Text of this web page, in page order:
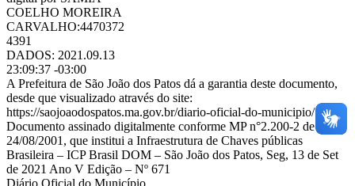
COELHO MOREIRA
CARVALHO:4470372
4391
DADOS: 2021.09.13
23:09:37 -03:00
A Prefeitura de São João dos Patos dá a garantia deste documento,
desde que visualizado através do site:
https://saojoaodospatos.ma.gov.br/diario-oficial-do-municipio/
Documento assinado digitalmente conforme MP n°2.200-2 de
24/08/2001, que institui a Infraestrutura de Chaves públicas
Brasileira – ICP Brasil DOM – São João dos Patos, Seg, 13 de Set
de 2021 Ano V Edição – Nº 671
Diário Oficial do Município